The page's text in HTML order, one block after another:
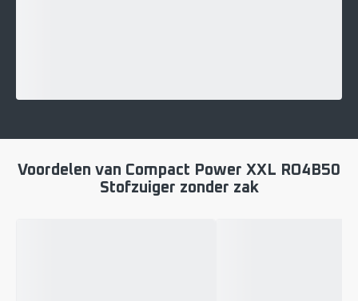
Voordelen van Compact Power XXL RO4B50
Stofzuiger zonder zak